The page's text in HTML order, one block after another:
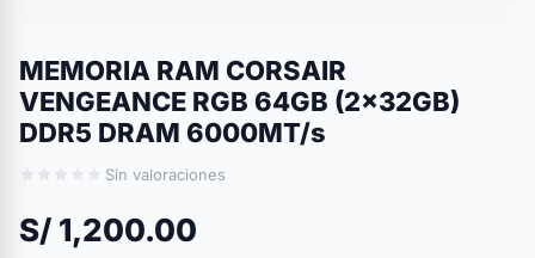
MEMORIA RAM CORSAIR
VENGEANCE RGB 64GB (2x32GB)
DDR5 DRAM 6000MT/s
Sin valoraciones
S/ 1,200.00